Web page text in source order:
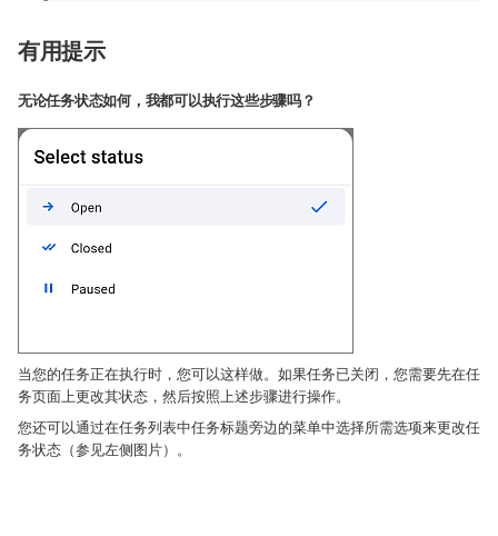
有用提示
无论任务状态如何，我都可以执行这些步骤吗？
当您的任务正在执行时，您可以这样做。如果任务已关闭，您需要先在任
务页面上更改其状态，然后按照上述步骤进行操作。
您还可以通过在任务列表中任务标题旁边的菜单中选择所需选项来更改任
务状态（参见左侧图片）。